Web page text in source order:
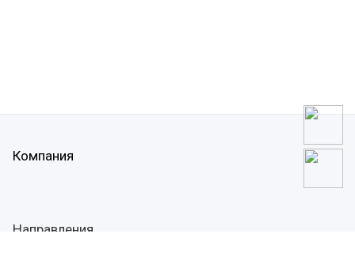
Компания
Направления